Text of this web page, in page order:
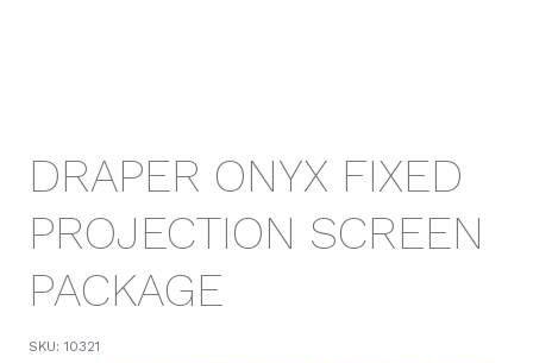
DRAPER ONYX FIXED
PROJECTION SCREEN
PACKAGE
SKU: 10321